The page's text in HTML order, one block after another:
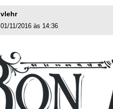
vlehr
01/11/2016 às 14:36